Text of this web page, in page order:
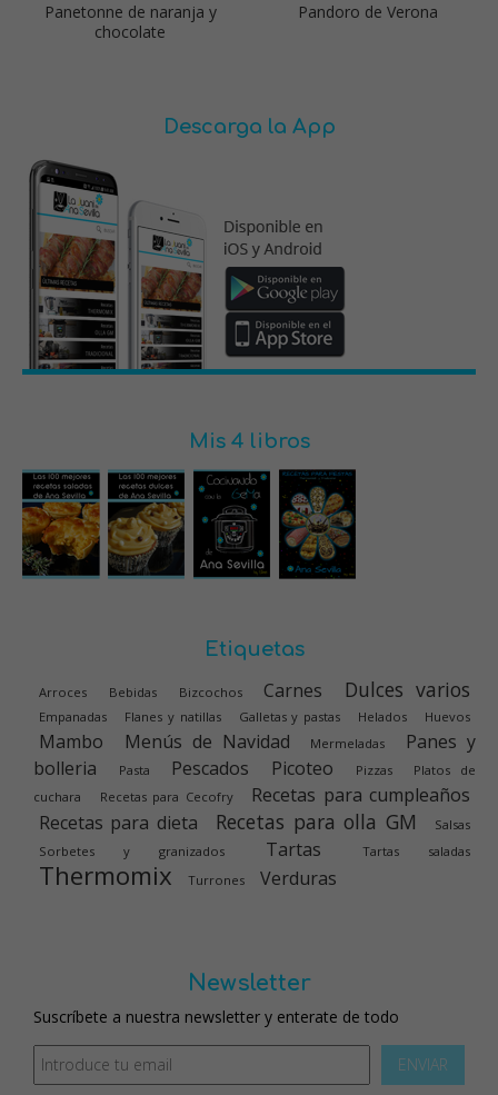
Panetonne de naranja y
chocolate
Pandoro de Verona
Descarga la App
Mis 4 libros
Etiquetas
Arroces Bebidas Bizcochos Carnes Dulces varios
Empanadas Flanes y natillas Galletas y pastas Helados Huevos
Mambo Menús de Navidad Mermeladas
Panes y
bolleria
Pasta Pescados Picoteo Pizzas
Platos de
cuchara
Recetas para Cecofry
Recetas para cumpleaños
Recetas para dieta
Recetas para olla GM
Salsas
Sorbetes y granizados
Tartas Tartas saladas
Thermomix Turrones Verduras
Newsletter
Suscríbete a nuestra newsletter y enterate de todo
ENVIAR